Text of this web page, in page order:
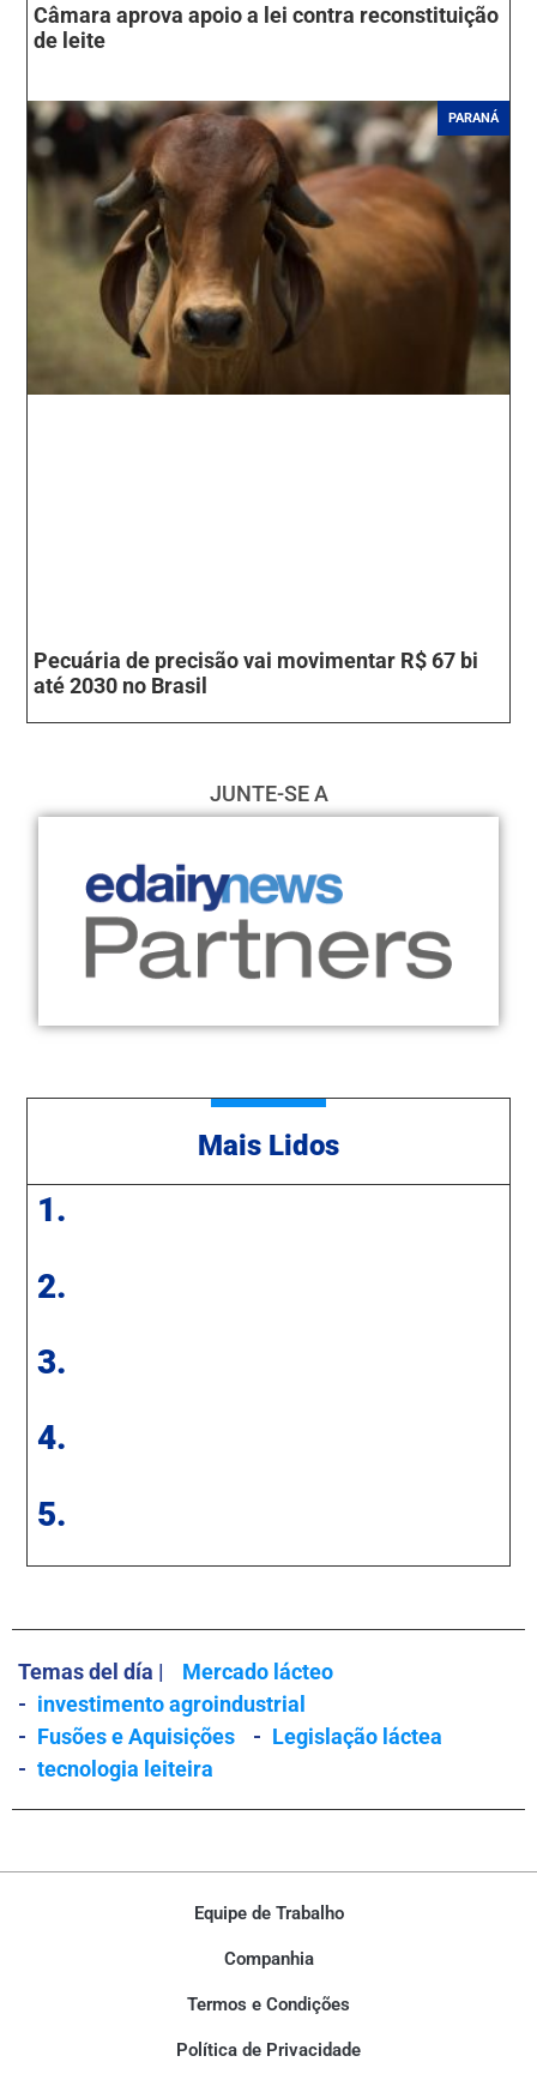
Câmara aprova apoio a lei contra reconstituição
de leite
PARANÁ
Pecuária de precisão vai movimentar R$ 67 bi
até 2030 no Brasil
JUNTE-SE A
Mais Lidos
1.
2.
3.
4.
5.
Temas del día |
Mercado lácteo
- investimento agroindustrial
- Fusões e Aquisições - Legislação láctea
- tecnologia leiteira
Equipe de Trabalho
Companhia
Termos e Condições
Política de Privacidade